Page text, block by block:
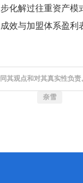
化解过往重资产
效与加盟体系盈利
观点和对其真实性负
奈雪